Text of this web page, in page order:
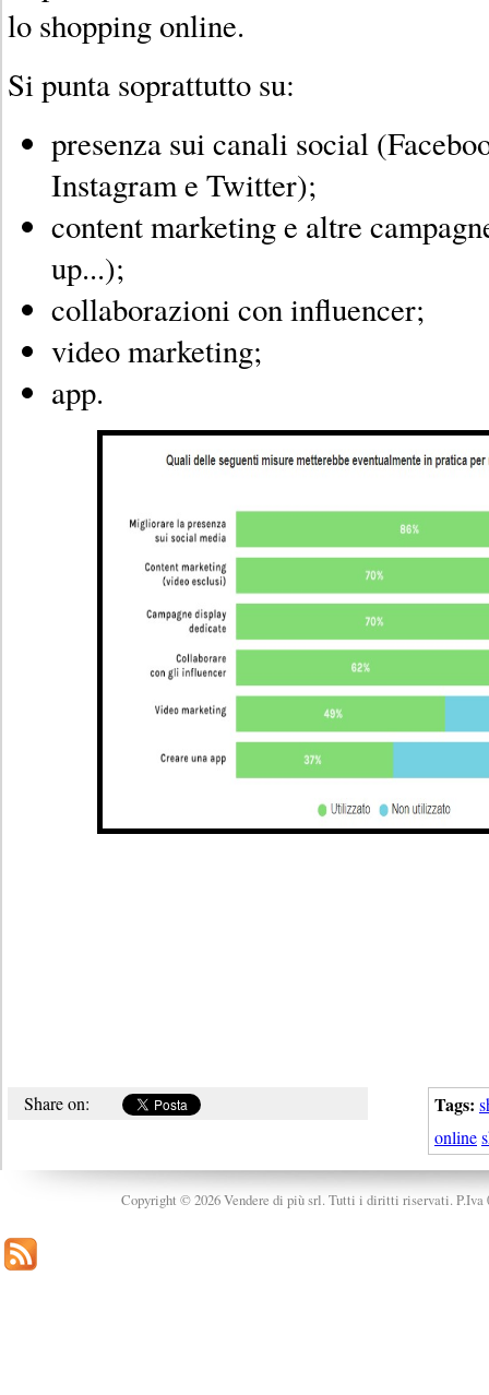
lo shopping online.
Si punta soprattutto su:
presenza sui canali social
Instagram e Twitter);
content marketing e altre
up...);
collaborazioni con influencer;
video marketing;
app.
Tags:
online
Share on:
Copyright © 2026 Vendere di più srl. Tutti i diritti riservati. P.Iva